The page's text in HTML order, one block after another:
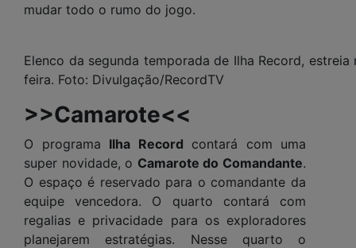
mudar todo o rumo do jogo.
Elenco da segunda temporada de Ilha Record, estreia
feira. Foto: Divulgação/RecordTV
>>Camarote<<
O programa Ilha Record contará com uma
super novidade, o Camarote do Comandante.
O espaço é reservado para o comandante da
equipe vencedora. O quarto contará com
regalias e privacidade para os exploradores
planejarem estratégias. Nesse quarto o